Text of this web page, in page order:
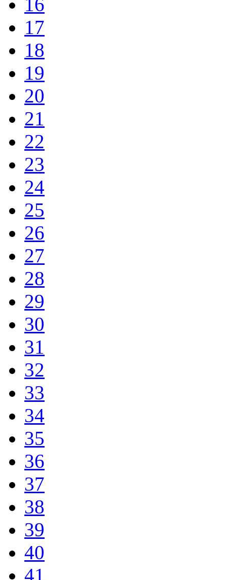
17
18
19
20
21
22
23
24
25
26
27
28
29
30
31
32
33
34
35
36
37
38
39
40
41